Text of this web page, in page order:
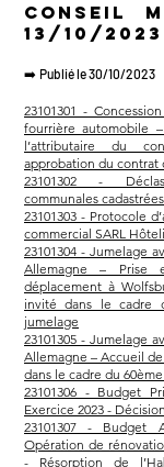
Conseil
13 /10/2023
➡️ Publié le 30/10/2023
23101301 -
fourrière automobile
l’attributaire du
approbation du contrat
23101302 -
communales
23101303 - Protocole
commercial SARL
23101304 - Jumelage
Allemagne – Prise
déplacement à
invité dans le cadre
jumelage
23101305 - Jumelage
Allemagne – Accueil
dans le cadre du
23101306 - Budget
Exercice 2023 -
23101307 - Budget
Opération de
- Résorption de